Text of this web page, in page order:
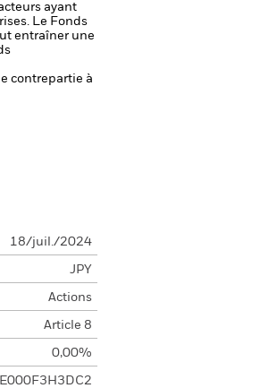
ayant
Le Fonds
entraîner une
contrepartie à
18/juil./2024
JPY
Actions
Article 8
0,00%
IE000F3H3DC2